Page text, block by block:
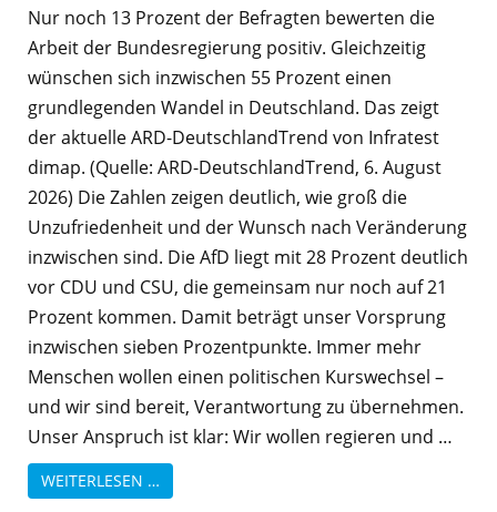
Nur noch 13 Prozent der Befragten bewerten die
Arbeit der Bundesregierung positiv. Gleichzeitig
wünschen sich inzwischen 55 Prozent einen
grundlegenden Wandel in Deutschland. Das zeigt
der aktuelle ARD-DeutschlandTrend von Infratest
dimap. (Quelle: ARD-DeutschlandTrend, 6. August
2026) Die Zahlen zeigen deutlich, wie groß die
Unzufriedenheit und der Wunsch nach Veränderung
inzwischen sind. Die AfD liegt mit 28 Prozent deutlich
vor CDU und CSU, die gemeinsam nur noch auf 21
Prozent kommen. Damit beträgt unser Vorsprung
inzwischen sieben Prozentpunkte. Immer mehr
Menschen wollen einen politischen Kurswechsel –
und wir sind bereit, Verantwortung zu übernehmen.
Unser Anspruch ist klar: Wir wollen regieren und …
WEITERLESEN …